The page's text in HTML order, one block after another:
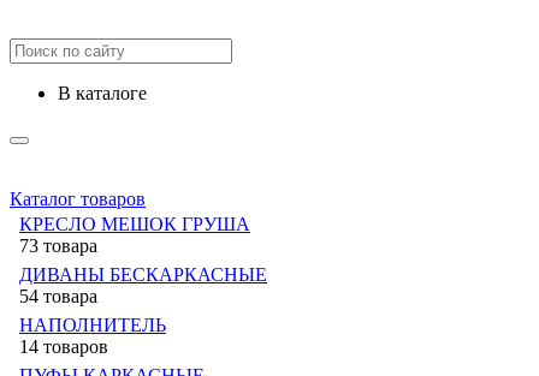
в каталоге
Каталог товаров
КРЕСЛО МЕШОК ГРУША
73 товара
ДИВАНЫ БЕСКАРКАСНЫЕ
54 товара
НАПОЛНИТЕЛЬ
14 товаров